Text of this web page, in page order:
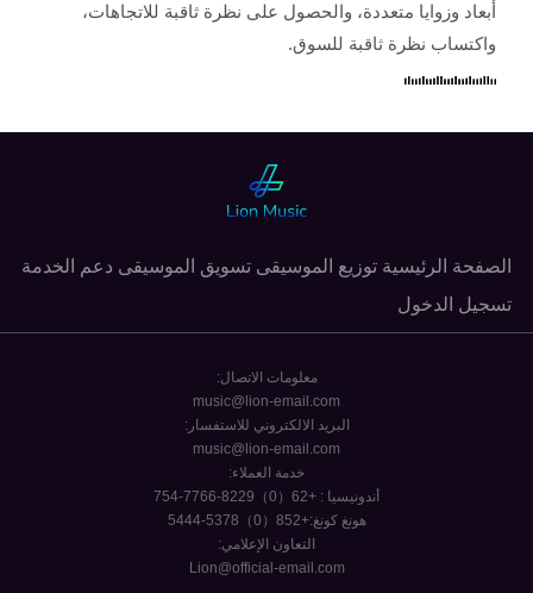
أبعاد وزوايا متعددة، والحصول على نظرة ثاقبة للاتجاهات،
واكتساب نظرة ثاقبة للسوق.
الصفحة الرئيسية توزيع الموسيقى تسويق الموسيقى دعم الخدمة
تسجيل الدخول
معلومات الاتصال:
music@lion-email.com
البريد الالكتروني للاستفسار:
music@lion-email.com
خدمة العملاء:
أندونيسيا : +62（0）8229-7766-754
هونغ كونغ:+852（0）5378-5444
التعاون الإعلامي:
Lion@official-email.com